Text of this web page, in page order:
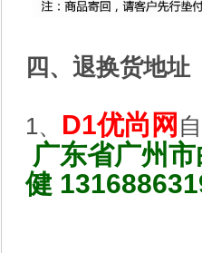
四、退换货地址
1、 D1优尚网
广东省广州
健